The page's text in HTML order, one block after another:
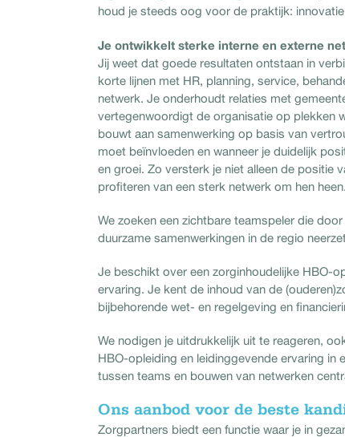
houd je steeds oog voor de praktijk:
Je ontwikkelt sterke interne en externe
Jij weet dat goede resultaten ontstaan in
korte lijnen met HR, planning, service,
netwerk. Je onderhoudt relaties met
vertegenwoordigt de organisatie op plekken
bouwt aan samenwerking op basis van
moet beïnvloeden en wanneer je duidelijk
en groei. Zo versterk je niet alleen de positie
profiteren van een sterk netwerk om hen heen.
We zoeken een zichtbare teamspeler die
duurzame samenwerkingen in de regio
Je beschikt over een zorginhoudelijke HBO-
ervaring. Je kent de inhoud van de
bijbehorende wet- en regelgeving en
We nodigen je uitdrukkelijk uit te reageren,
HBO-opleiding en leidinggevende ervaring in
tussen teams en bouwen van netwerken
Ons aanbod voor de beste
Zorgpartners biedt een functie waar je in